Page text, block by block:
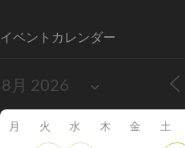
イベントカレンダー
月 火 水 木 金 土